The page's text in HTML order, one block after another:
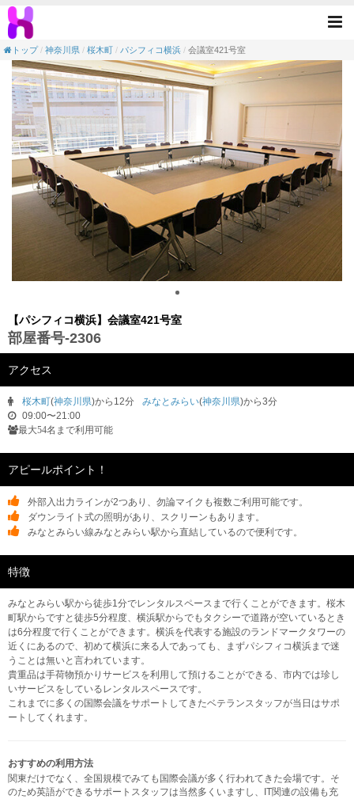
【会議室】パシフィコ横浜-会議室421号室(
トップ
神奈川県 桜木町 パシフィコ横浜 会議室421号室
【パシフィコ横浜】会議室421号室
部屋番号-2306
アクセス
桜木町(神奈川県)から12分 みなとみらい(神奈川県)から3分
09:00〜21:00
最大54名まで利用可能
アピールポイント！
外部入出力ラインが2つあり、勿論マイクも複数ご利用可能です。
ダウンライト式の照明があり、スクリーンもあります。
みなとみらい線みなとみらい駅から直結しているので便利です。
特徴
みなとみらい駅から徒歩1分でレンタルスペースまで行くことができます。桜木
町駅からですと徒歩5分程度、横浜駅からでもタクシーで道路が空いているとき
は6分程度で行くことができます。横浜を代表する施設のランドマークタワーの
近くにあるので、初めて横浜に来る人であっても、まずパシフィコ横浜まで迷
うことは無いと言われています。
貴重品は手荷物預かりサービスを利用して預けることができる、市内では珍し
いサービスをしているレンタルスペースです。
これまでに多くの国際会議をサポートしてきたベテランスタッフが当日はサポ
ートしてくれます。
おすすめの利用方法
関東だけでなく、全国規模でみても国際会議が多く行われてきた会場です。そ
のため英語ができるサポートスタッフは当然多くいますし、IT関連の設備も充